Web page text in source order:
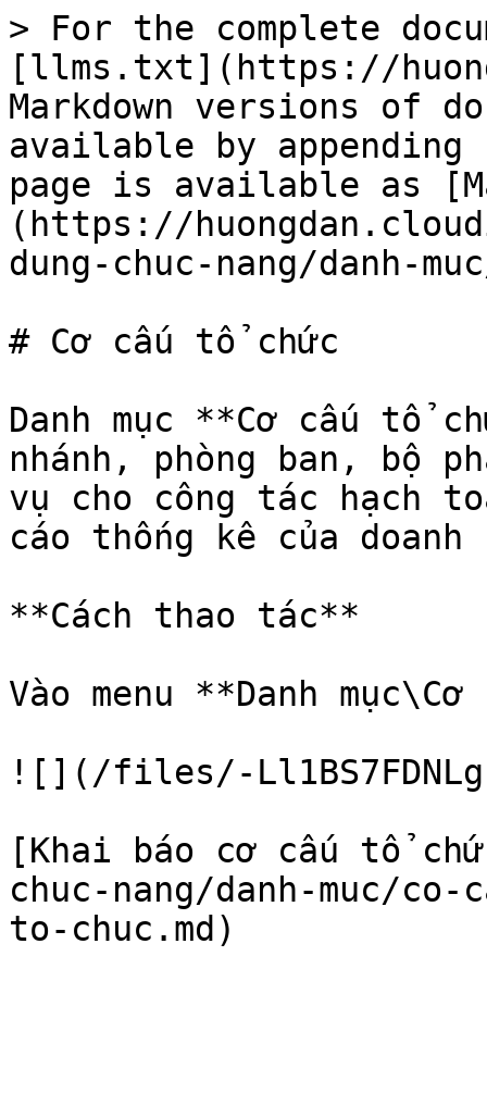
> For the complete
[llms.txt](https://
Markdown versions of
available by
page is available as
(https://
dung-chuc-nang/danh-
# Cơ cấu tổ chức
Danh mục **Cơ cấu tổ
nhánh, phòng ban, bộ
vụ cho công tác hạch
cáo thống kê của doanh
**Cách thao tác**
Vào menu **Danh
![](/files/-
[Khai báo cơ cấu tổ
chuc-nang/danh-muc/